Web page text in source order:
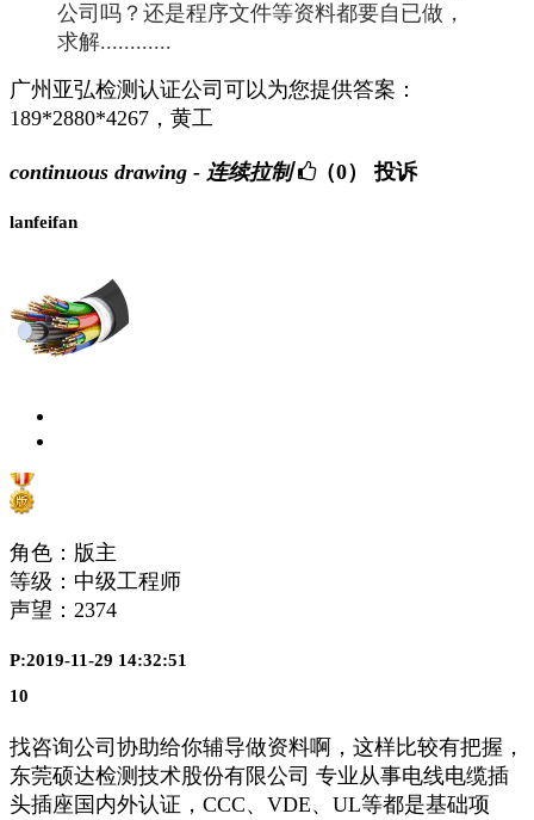
公司吗？还是程序文件等资料都要自已做，
求解............
广州亚弘检测认证公司可以为您提供答案：
189*2880*4267，黄工
continuous drawing - 连续拉制 （0） 投诉
lanfeifan
角色：版主
等级：中级工程师
声望： 2374
P:2019-11-29 14:32:51
10
找咨询公司协助给你辅导做资料啊，这样比较有把握，
东莞硕达检测技术股份有限公司 专业从事电线电缆插
头插座国内外认证，CCC、VDE、UL等都是基础项